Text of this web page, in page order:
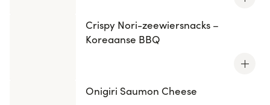
Crispy Nori-zeewiersnacks –
Koreaanse BBQ
Onigiri Saumon Cheese